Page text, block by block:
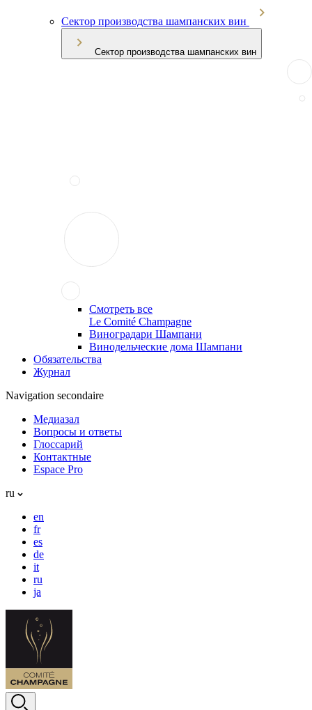
Сектор производства шампанских вин
Сектор производства шампанских вин
Смотреть все
Le Comité Champagne
Виноградари Шампани
Винодельческие дома Шампани
Обязательства
Журнал
Navigation secondaire
Медиазал
Вопросы и ответы
Глоссарий
Контактные
Espace Pro
ru
en
fr
es
de
it
ru
ja